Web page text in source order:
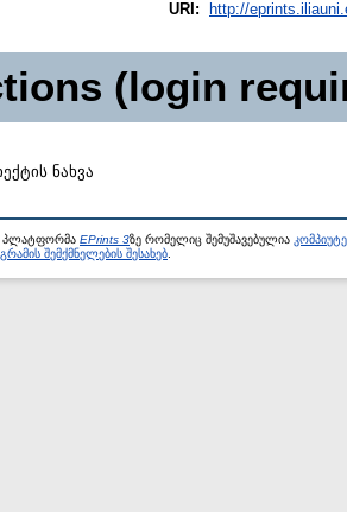
URI:
http://
(login
ნახვა
პლატფორმა EPrints 3ზე რომელიც შემუშავებულია
შემქმნელების შესახებ